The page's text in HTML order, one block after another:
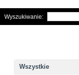
Wyszukiwanie:
Wszystkie